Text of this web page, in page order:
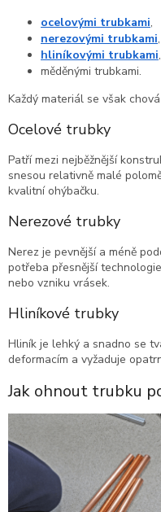
ocelovými trubkami,
nerezovými trubkami,
hliníkovými trubkami,
měděnými trubkami.
Každý materiál se však
Ocelové trubky
Patří mezi nejběžnější
snesou relativně malé
kvalitní ohýbačku.
Nerezové trubky
Nerez je pevnější a méně
potřeba přesnější
nebo vzniku vrásek.
Hliníkové trubky
Hliník je lehký a snadno se
deformacím a vyžaduje
Jak ohnout trubku